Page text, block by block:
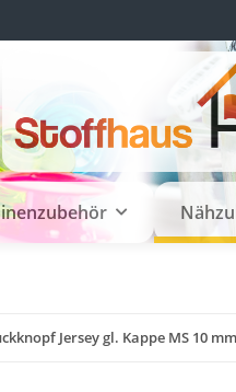
Jersey gl. Kappe MS 10